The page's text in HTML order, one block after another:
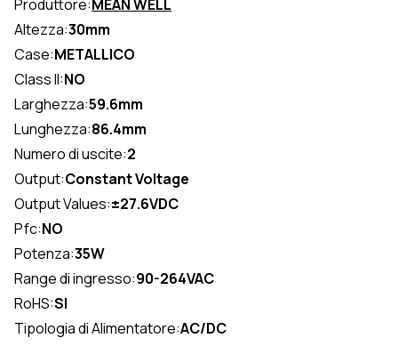
Produttore: MEAN WELL
Altezza:30mm
Case:METALLICO
Class II:NO
Larghezza:59.6mm
Lunghezza:86.4mm
Numero di uscite:2
Output:Constant Voltage
Output Values:±27.6VDC
Pfc:NO
Potenza:35W
Range di ingresso:90-264VAC
RoHS:SI
Tipologia di Alimentatore:AC/DC